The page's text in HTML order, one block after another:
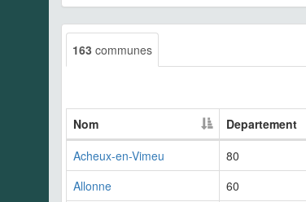
163 communes
Nom Departement
Acheux-en-Vimeu
80
Allonne
60